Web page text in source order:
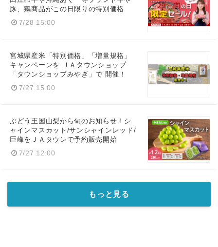
豚、鶏商品がこの日限りの特別価格
7/28 15:00
宮城県産米「特別価格」「増量規格」
キャンペーンを ＪＡタウンショップ
「タウンショップみやぎ」で 開催！
7/27 15:00
ぶどう王国山梨から旬のお知らせ！シ
ャインマスカット/サンシャインレッド/
巨峰をＪＡタウンで予約販売開始
7/27 12:00
もっと見る